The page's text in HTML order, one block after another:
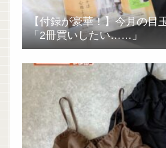
【付録が豪華！】今月の目
「2冊買いしたい……」